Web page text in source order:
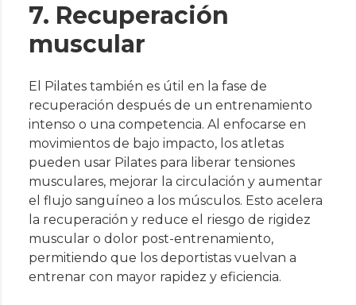
7. Recuperación
muscular
El Pilates también es útil en la fase de
recuperación después de un entrenamiento
intenso o una competencia. Al enfocarse en
movimientos de bajo impacto, los atletas
pueden usar Pilates para liberar tensiones
musculares, mejorar la circulación y aumentar
el flujo sanguíneo a los músculos. Esto acelera
la recuperación y reduce el riesgo de rigidez
muscular o dolor post-entrenamiento,
permitiendo que los deportistas vuelvan a
entrenar con mayor rapidez y eficiencia.